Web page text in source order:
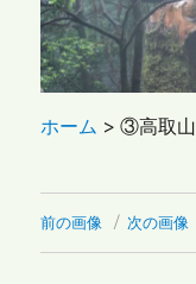
ホーム >③高取
前の画像 次の画像